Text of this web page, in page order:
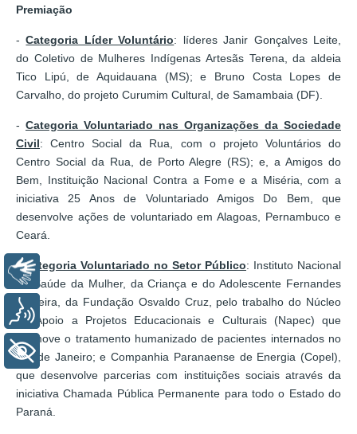
Premiação
-Categoria Líder Voluntário: líderes Janir Gonçalves Leite,
do Coletivo de Mulheres Indígenas Artesãs Terena, da aldeia
Tico Lipú, de Aquidauana (MS); e Bruno Costa Lopes de
Carvalho, do projeto Curumim Cultural, de Samambaia (DF).
- Categoria Voluntariado nas Organizações da Sociedade
Civil: Centro Social da Rua, com o projeto Voluntários do
Centro Social da Rua, de Porto Alegre (RS); e, a Amigos do
Bem, Instituição Nacional Contra a Fome e a Miséria, com a
iniciativa 25 Anos de Voluntariado Amigos Do Bem, que
desenvolve ações de voluntariado em Alagoas, Pernambuco e
Ceará.
-Categoria Voluntariado no Setor Público: Instituto Nacional
de Saúde da Mulher, da Criança e do Adolescente Fernandes
Figueira, da Fundação Osvaldo Cruz, pelo trabalho do Núcleo
de Apoio a Projetos Educacionais e Culturais (Napec) que
promove o tratamento humanizado de pacientes internados no
Rio de Janeiro; e Companhia Paranaense de Energia (Copel),
que desenvolve parcerias com instituições sociais através da
iniciativa Chamada Pública Permanente para todo o Estado do
Paraná.
Libras
Voz
+ Acessibilidade